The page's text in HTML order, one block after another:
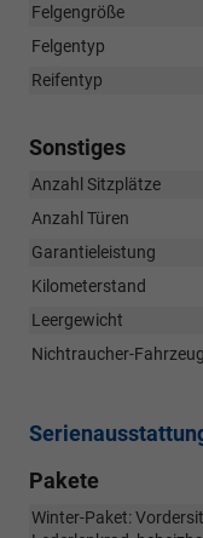
Felgengröße
Felgentyp
Reifentyp
Sonstiges
Anzahl Sitzplätze
Anzahl Türen
Garantieleistung
Kilometerstand
Leergewicht
Nichtraucher-Fahrzeug
Pakete
Winter-Paket: